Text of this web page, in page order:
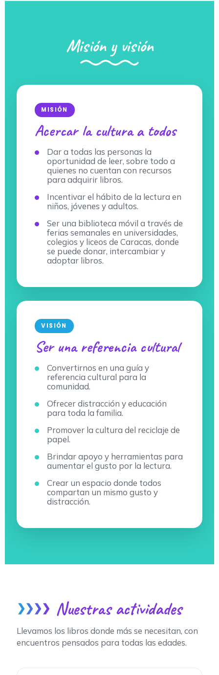
Misión y visión
MISIÓN
Acercar la cultura a todos
Dar a todas las personas la
oportunidad de leer, sobre todo a
quienes no cuentan con recursos
para adquirir libros.
Incentivar el hábito de la lectura en
niños, jóvenes y adultos.
Ser una biblioteca móvil a través de
ferias semanales en universidades,
colegios y liceos de Caracas, donde
se puede donar, intercambiar y
adoptar libros.
VISIÓN
Ser una referencia cultural
Convertirnos en una guía y
referencia cultural para la
comunidad.
Ofrecer distracción y educación
para toda la familia.
Promover la cultura del reciclaje de
papel.
Brindar apoyo y herramientas para
aumentar el gusto por la lectura.
Crear un espacio donde todos
compartan un mismo gusto y
distracción.
❯❯❯❯ Nuestras actividades
Llevamos los libros donde más se necesitan, con
encuentros pensados para todas las edades.